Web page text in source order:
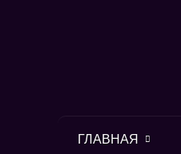
ГЛАВНАЯ